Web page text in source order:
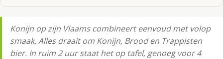
Konijn op zijn Vlaams combineert eenvoud met volop
smaak. Alles draait om Konijn, Brood en Trappisten
bier. In ruim 2 uur staat het op tafel, genoeg voor 4